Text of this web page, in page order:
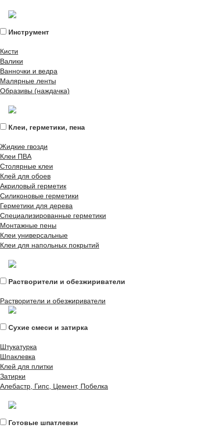
Инструмент
Кисти
Валики
Ванночки и ведра
Малярные ленты
Образивы (наждачка)
Клеи, герметики, пена
Жидкие гвозди
Клеи ПВА
Столярные клеи
Клей для обоев
Акриловый герметик
Силиконовые герметики
Герметики для дерева
Специализированные герметики
Монтажные пены
Клеи универсальные
Клеи для напольных покрытий
Растворители и обезжириватели
Растворители и обезжириватели
Сухие смеси и затирка
Штукатурка
Шпаклевка
Клей для плитки
Затирки
Алебастр, Гипс, Цемент, Побелка
Готовые шпатлевки